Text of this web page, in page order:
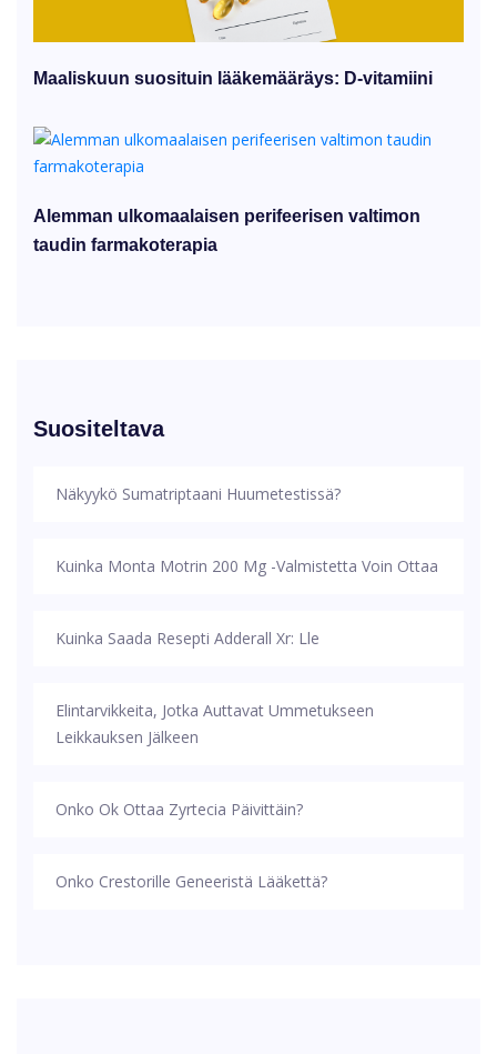
Maaliskuun suosituin lääkemääräys: D-vitamiini
Alemman ulkomaalaisen perifeerisen valtimon
taudin farmakoterapia
Suositeltava
Näkyykö Sumatriptaani Huumetestissä?
Kuinka Monta Motrin 200 Mg -valmistetta Voin Ottaa
Kuinka Saada Resepti Adderall Xr: Lle
Elintarvikkeita, Jotka Auttavat Ummetukseen
Leikkauksen Jälkeen
Onko Ok Ottaa Zyrtecia Päivittäin?
Onko Crestorille Geneeristä Lääkettä?